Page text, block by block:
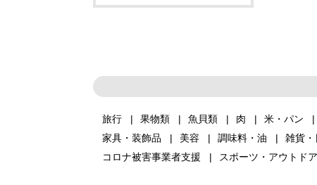
旅行 果物類 魚貝類 肉 米・パン
家具・装飾品
美容 調味料・油 雑貨・
コロナ被害事業者支援
スポーツ・アウトドア